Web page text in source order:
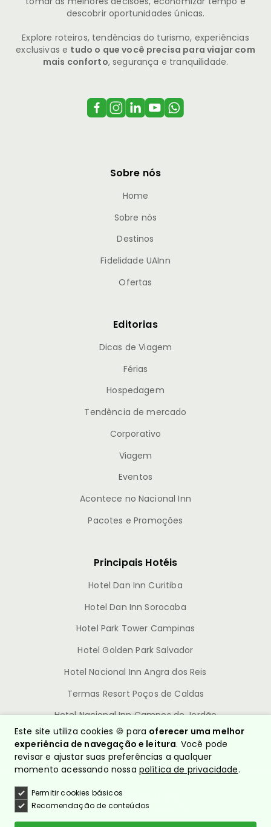
descobrir oportunidades únicas.
Explore roteiros, tendências do turismo, experiências
exclusivas e tudo o que você precisa para viajar com
mais conforto, segurança e tranquilidade.
Sobre nós
Home
Sobre nós
Destinos
Fidelidade UAInn
Ofertas
Editorias
Dicas de Viagem
Férias
Hospedagem
Tendência de mercado
Corporativo
Viagem
Eventos
Acontece no Nacional Inn
Pacotes e Promoções
Principais Hotéis
Hotel Dan Inn Curitiba
Hotel Dan Inn Sorocaba
Hotel Park Tower Campinas
Hotel Golden Park Salvador
Hotel Nacional Inn Angra dos Reis
Termas Resort Poços de Caldas
Hotel Nacional Inn Campos do Jordão
© Nacional Inn Hotéis
CNPJ: 10.628.960/0001-54
Política de Privacidade
Este site utiliza cookies 🍪 para oferecer uma melhor
experiência de navegação e leitura. Você pode
revisar e ajustar suas preferências a qualquer
momento acessando nossa política de privacidade.
Permitir cookies básicos
Recomendação de conteúdos